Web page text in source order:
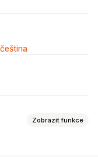
Zobrazit funkce